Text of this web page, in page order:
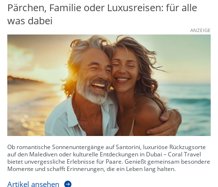
Pärchen, Familie oder Luxusreisen: für alle
was dabei
ANZEIGE
Ob romantische Sonnenuntergänge auf Santorini, luxuriöse Rückzugsorte
auf den Malediven oder kulturelle Entdeckungen in Dubai – Coral Travel
bietet unvergessliche Erlebnisse für Paare. Genießt gemeinsam besondere
Momente und schafft Erinnerungen, die ein Leben lang halten.
Artikel ansehen